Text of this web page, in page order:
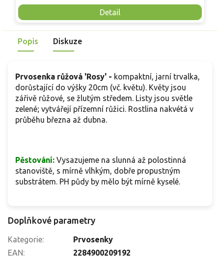
Detail
Oproti běžným růžovým prvosenkám působí 'Rubin' tepleji a
výrazněji, přitom si drží čistý tvar květenství. Květy jsou
navštěvované časnými opylovači a barva dobře ladí se
žlutými narcisy, modřenci a bílými formami prvosenek.
Popis Diskuze
Prvosenka růžová 'Rosy' - kompaktní, jarní trvalka,
dorůstající do výšky 20cm (vč. květu). Květy jsou
zářivě růžové, se žlutým středem. Listy jsou světle
zelené; vytvářejí přízemní růžici. Rostlina nakvétá v
průběhu března až dubna.
Pěstování: Vysazujeme na slunná až polostinná
stanoviště, s mírně vlhkým, dobře propustným
substrátem. PH půdy by mělo být mírně kyselé.
Doplňkové parametry
Kategorie:
Prvosenky
EAN:
2284900209192